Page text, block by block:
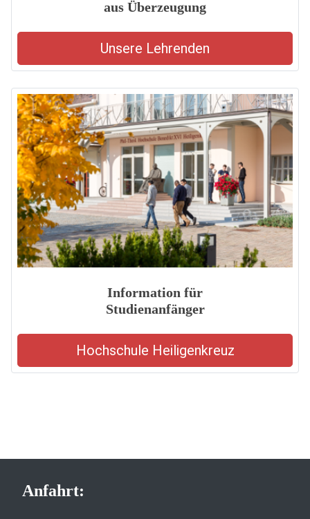
aus Überzeugung
Unsere Lehrenden
Information für
Studienanfänger
Hochschule Heiligenkreuz
Anfahrt: